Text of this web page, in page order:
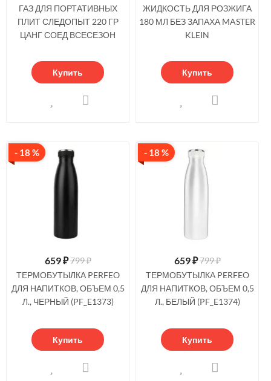
ГАЗ ДЛЯ ПОРТАТИВНЫХ
ПЛИТ СЛЕДОПЫТ 220 ГР
ЦАНГ СОЕД ВСЕСЕЗОН
Купить
ЖИДКОСТЬ ДЛЯ РОЗЖИГА
180 МЛ БЕЗ ЗАПАХА MASTER
KLEIN
Купить
- 18 %
659₽799 ₽
ТЕРМОБУТЫЛКА PERFEO
ДЛЯ НАПИТКОВ, ОБЪЕМ 0,5
Л., ЧЕРНЫЙ (PF_E1373)
Купить
- 18 %
659₽799 ₽
ТЕРМОБУТЫЛКА PERFEO
ДЛЯ НАПИТКОВ, ОБЪЕМ 0,5
Л., БЕЛЫЙ (PF_E1374)
Купить